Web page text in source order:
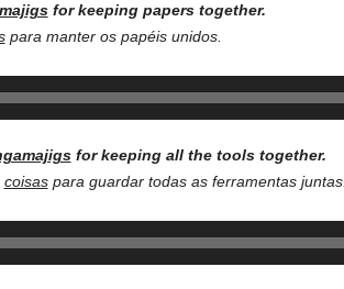
for keeping papers together.
para manter os papéis unidos.
for keeping all the tools together.
coisaspara guardar todas as ferramentas juntas.